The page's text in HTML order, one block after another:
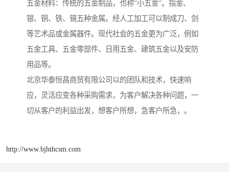
五金材料：传统的五金制品，也称“小五金”。指金、
银、铜、铁、锡五种金属。经人工加工可以制成刀、剑
等艺术品或金属器件。现代社会的五金更为广泛，例如
五金工具、五金零部件、日用五金、建筑五金以及安防
用品等。
北京华泰恒昌商贸有限公司以的团队和技术，快速响
应，灵活应变各种采购需求，为客户解决各种问题，一
切从客户的利益出发，想客户所想，急客户所急，。
http://www.bjhthcsm.com